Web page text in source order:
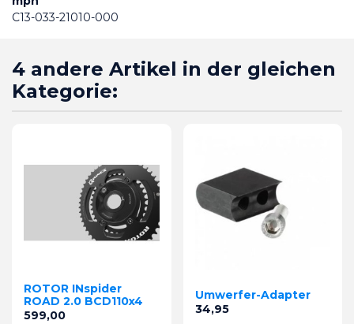
C13-033-21010-000
4 andere Artikel in der gleichen
Kategorie:
ROTOR INspider
ROAD 2.0 BCD110x4
Preis
599,00
Umwerfer-Adapter
Preis
34,95